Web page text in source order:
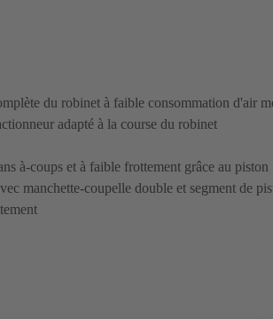
du robinet à faible consommation d'air
adapté à la course du robinet
à-coups et à faible frottement grâce au piston
manchette-coupelle double et segment de